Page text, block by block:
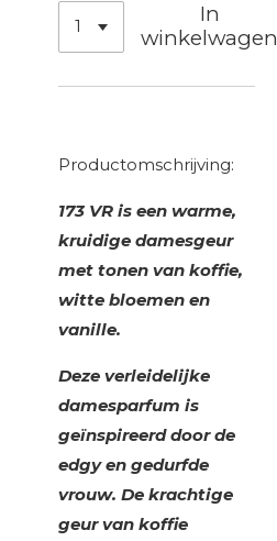
In
Productomschrijving:
173 VR is een warme,
kruidige damesgeur
met tonen van koffie,
witte bloemen en
vanille.
Deze verleidelijke
damesparfum is
geïnspireerd door de
edgy en gedurfde
vrouw. De krachtige
geur van koffie